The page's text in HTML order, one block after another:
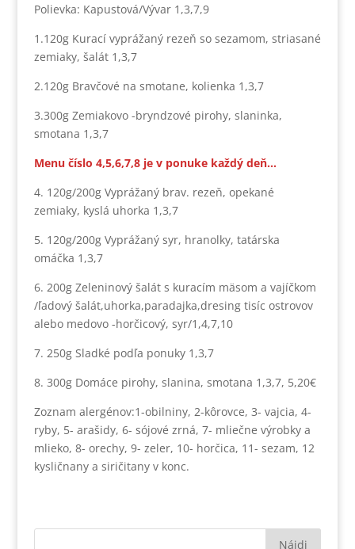
Polievka: Kapustová/Vývar 1,3,7,9
1.120g Kurací vyprážaný rezeň so sezamom, striasané
zemiaky, šalát 1,3,7
2.120g Bravčové na smotane, kolienka 1,3,7
3.300g Zemiakovo -bryndzové pirohy, slaninka,
smotana 1,3,7
Menu číslo 4,5,6,7,8 je v ponuke každý deň…
4. 120g/200g Vyprážaný brav. rezeň, opekané
zemiaky, kyslá uhorka 1,3,7
5. 120g/200g Vyprážaný syr, hranolky, tatárska
omáčka 1,3,7
6. 200g Zeleninový šalát s kuracím mäsom a vajíčkom
/ľadový šalát,uhorka,paradajka,dresing tisíc ostrovov
alebo medovo -horčicový, syr/1,4,7,10
7. 250g Sladké podľa ponuky 1,3,7
8. 300g Domáce pirohy, slanina, smotana 1,3,7, 5,20€
Zoznam alergénov:1-obilniny, 2-kôrovce, 3- vajcia, 4-
ryby, 5- arašidy, 6- sójové zrná, 7- mliečne výrobky a
mlieko, 8- orechy, 9- zeler, 10- horčica, 11- sezam, 12
kysličnany a siričitany v konc.